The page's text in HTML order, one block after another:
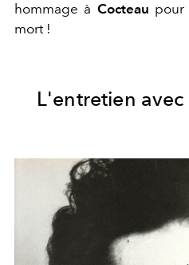
hommage à Cocteau pour
mort !
L'entretien